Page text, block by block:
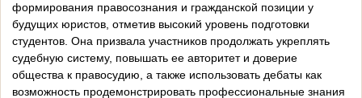
формирования правосознания и гражданской позиции у
будущих юристов, отметив высокий уровень подготовки
студентов. Она призвала участников продолжать укреплять
судебную систему, повышать ее авторитет и доверие
общества к правосудию, а также использовать дебаты как
возможность продемонстрировать профессиональные знания